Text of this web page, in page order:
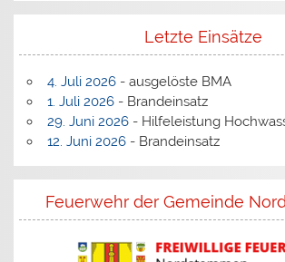
Letzte Einsätze
4. Juli 2026- ausgelöste BMA
1. Juli 2026- Brandeinsatz
29. Juni 2026- Hilfeleistung
12. Juni 2026- Brandeinsatz
Feuerwehr der Gemeinde